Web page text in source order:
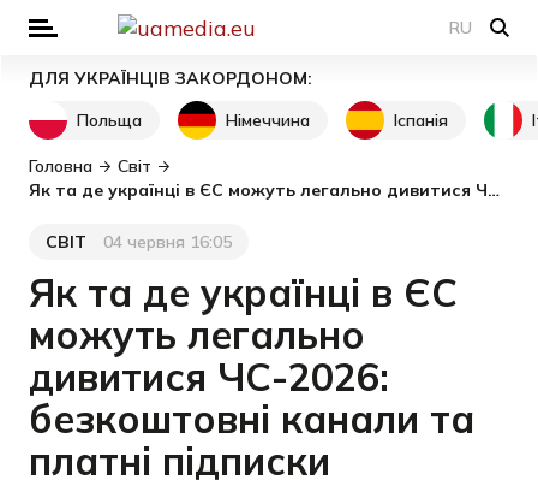
RU
ДЛЯ УКРАЇНЦІВ ЗАКОРДОНОМ:
Польща
Німеччина Іспанія
Головна
Світ
Як та де українці в ЄС можуть легально дивитися ЧС-2026: безкоштовні канали та платні підписки
Категорія
СВІТ
Дата публікації
04 червня 16:05
Як та де українці в ЄС
можуть легально
дивитися ЧС-2026:
безкоштовні канали та
платні підписки